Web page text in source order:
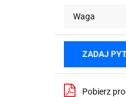
Waga
ZADAJ
Pobierz